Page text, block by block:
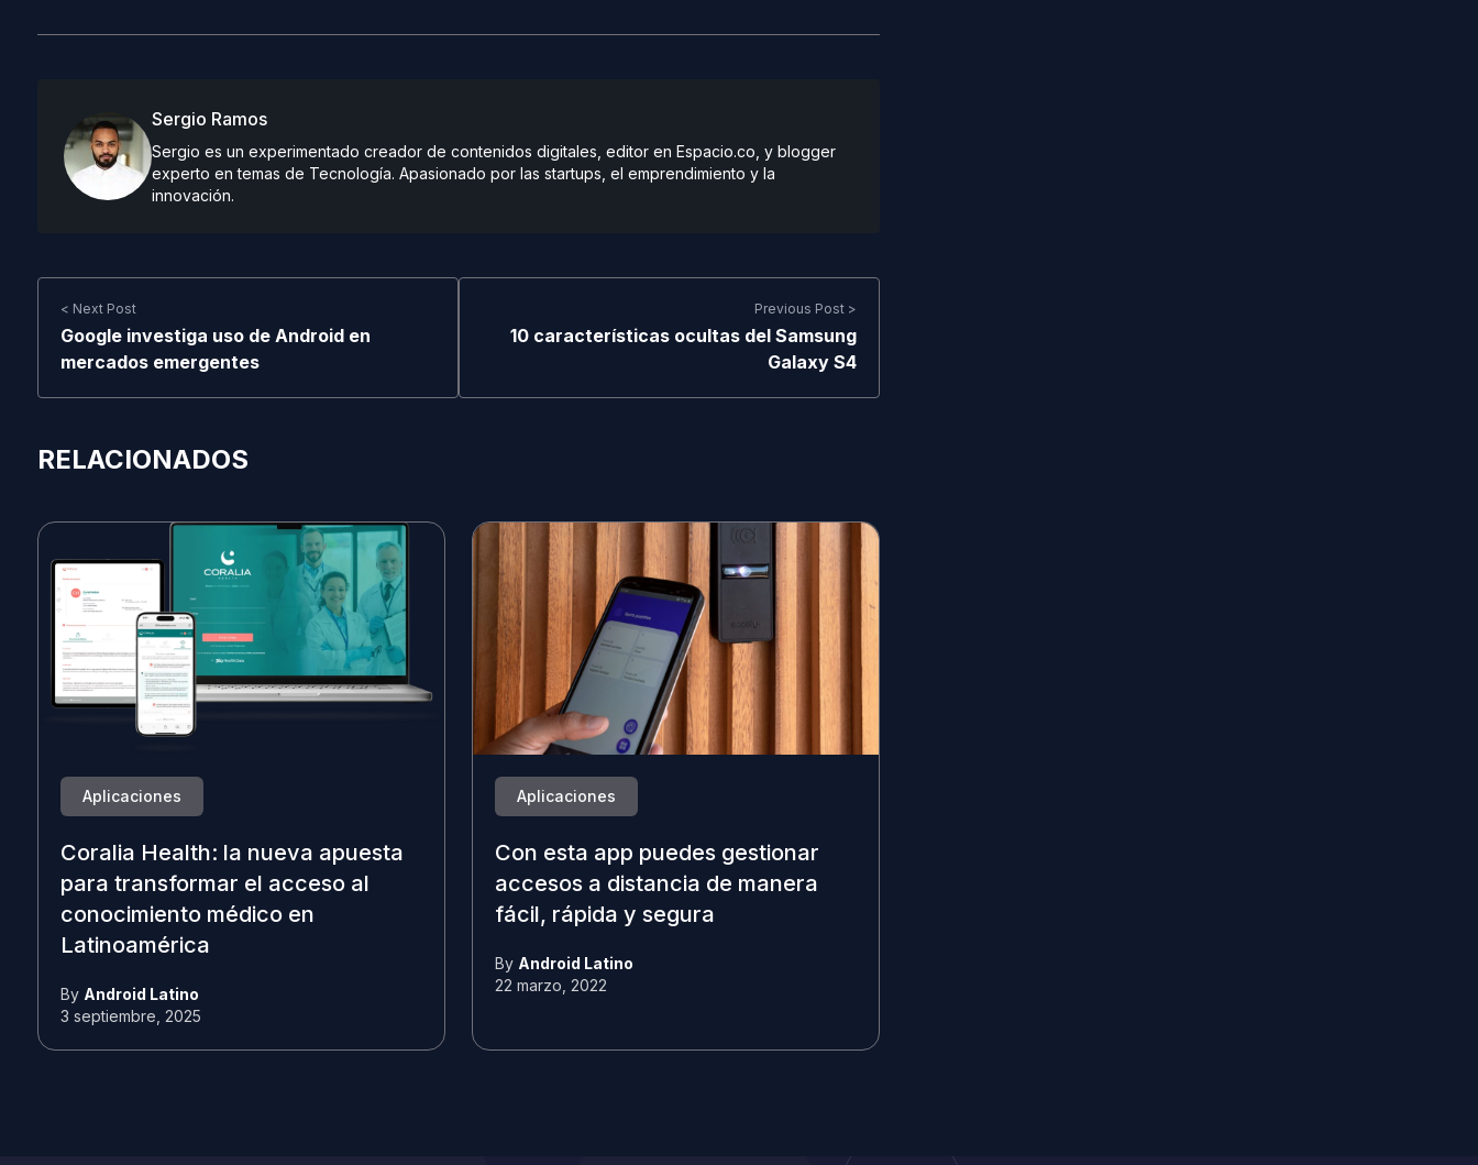
Sergio Ramos
Sergio es un experimentado creador de contenidos digitales, editor en Espacio.co, y blogger
experto en temas de Tecnología. Apasionado por las startups, el emprendimiento y la
innovación.
< Next Post
Google investiga uso de Android en
mercados emergentes
Previous Post >
10 características ocultas del Samsung
Galaxy S4
RELACIONADOS
Aplicaciones
Coralia Health: la nueva apuesta
para transformar el acceso al
conocimiento médico en
Latinoamérica
By Android Latino
3 septiembre, 2025
Aplicaciones
Con esta app puedes gestionar
accesos a distancia de manera
fácil, rápida y segura
By Android Latino
22 marzo, 2022